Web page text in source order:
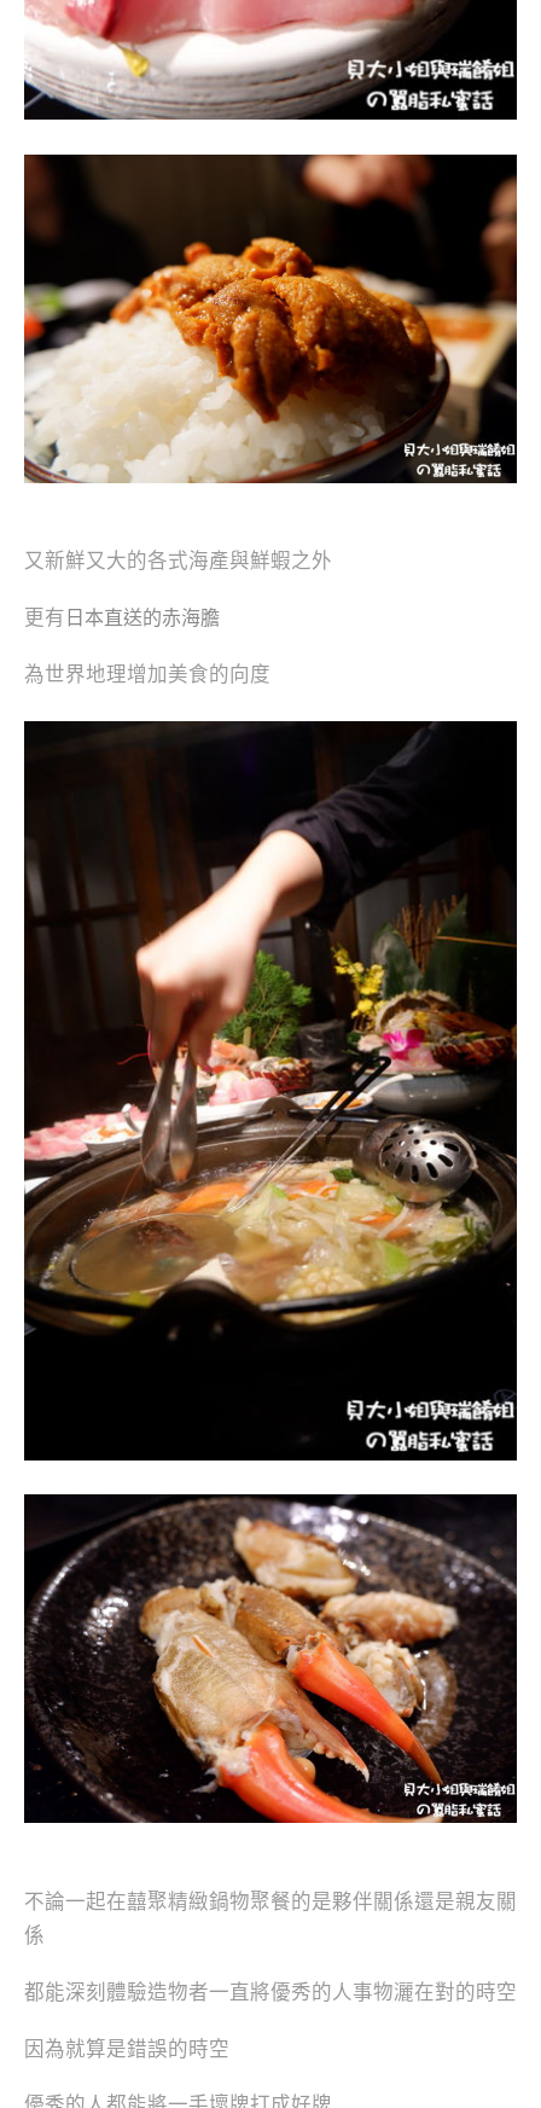
又新鮮又大的各式海產與鮮蝦之外
更有 日本直送的赤海膽
為世界地理增加美食的向度
不論一起在囍聚精緻鍋物聚餐的是夥伴關係還是親友關
係
都能深刻體驗造物者一直將優秀的人事物灑在對的時空
因為就算是錯誤的時空